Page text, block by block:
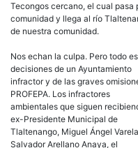
Tecongos cercano, el cual pasa
comunidad y llega al río
de nuestra comunidad.
Nos echan la culpa. Pero todo
decisiones de un Ayuntamiento
infractor y de las graves
PROFEPA. Los infractores
ambientales que siguen
ex-Presidente Municipal de
Tlaltenango, Miguel Ángel
Salvador Arellano Anaya, el